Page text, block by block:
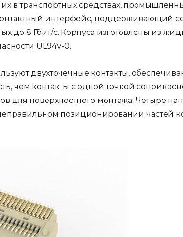
их в транспортных средствах,
интерфейс, поддерживающий
до 8 Гбит/с. Корпуса изготовлены из
UL94V-0.
двухточечные контакты,
чем контакты с одной точкой
для поверхностного монтажа. Четыре
позиционировании частей